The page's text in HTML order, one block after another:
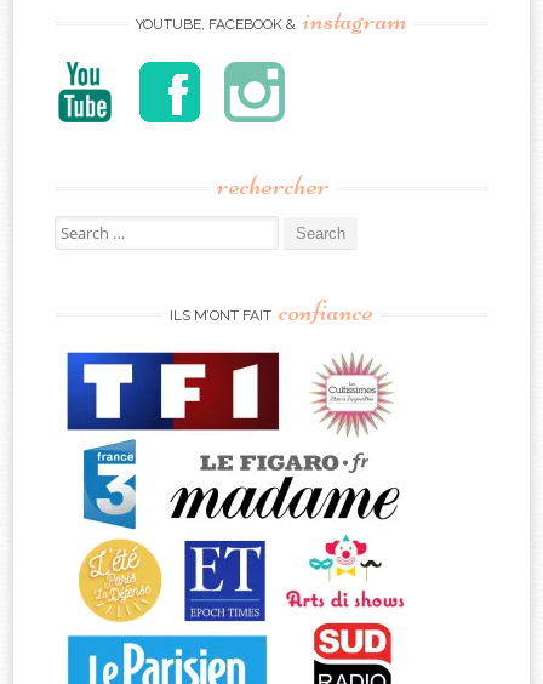
YOUTUBE, FACEBOOK & instagram
rechercher
Search
for:
ILS M’ONT FAIT confiance